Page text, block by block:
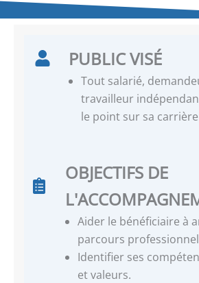
PUBLIC VISÉ
Tout salarié,
travailleur
le point sur sa
OBJECTIFS DE
Aider le bénéficiaire à
parcours
Identifier ses
et valeurs.